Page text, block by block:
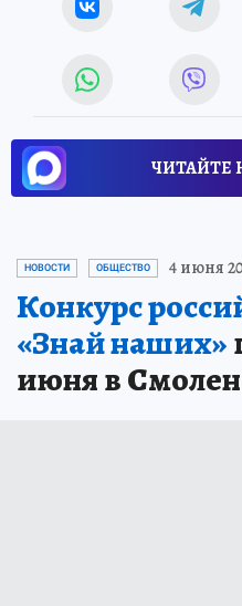
ЧИТАЙТЕ
НОВОСТИ ОБЩЕСТВО 4 июня
Конкурс
«Знай наших»
июня в